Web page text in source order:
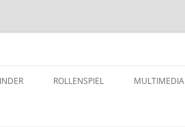
ROLLENSPIEL MULTIMEDIA